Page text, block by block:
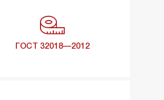
ГОСТ 32018—2012